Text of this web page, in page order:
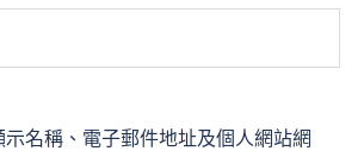
示名稱、電子郵件地址及個人網站網